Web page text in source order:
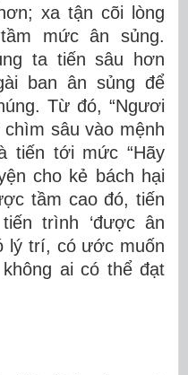
xa tận cõi lòng
mức ân sủng.
ta tiến sâu hơn
ban ân sủng để
Từ đó, “Ngươi
sâu vào mệnh
tiến tới mức “Hãy
cho kẻ bách hại
tầm cao đó, tiến
trình ‘được ân
lý trí, có ước muốn
ai có thể đạt